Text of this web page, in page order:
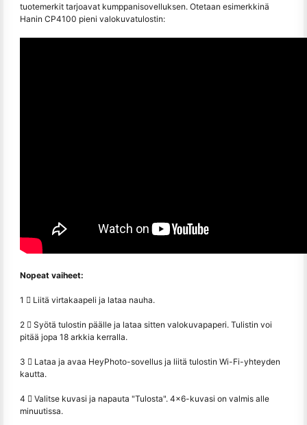
tuotemerkit tarjoavat kumppanisovelluksen. Otetaan esimerkkinä
Hanin CP4100 pieni valokuvatulostin:
Nopeat vaiheet:
1 ️⃣ Liitä virtakaapeli ja lataa nauha.
2 ️⃣ Syötä tulostin päälle ja lataa sitten valokuvapaperi. Tulistin voi
pitää jopa 18 arkkia kerralla.
3 ️⃣ Lataa ja avaa HeyPhoto-sovellus ja liitä tulostin Wi-Fi-yhteyden
kautta.
4 ️⃣ Valitse kuvasi ja napauta "Tulosta". 4x6-kuvasi on valmis alle
minuutissa.